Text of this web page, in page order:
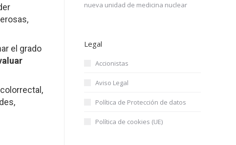
el grado
nueva unidad de medicina nuclear
Legal
Accionistas
Aviso Legal
Política de Protección de datos
Política de cookies (UE)